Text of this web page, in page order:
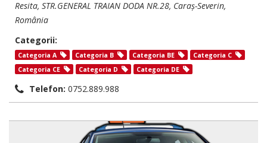
Resita, STR.GENERAL TRAIAN DODA NR.28, Caraș-Severin,
România
Categorii:
Categoria A Categoria B Categoria BE
Categoria C
Categoria CE
Categoria D Categoria DE
Telefon: 0752.889.988